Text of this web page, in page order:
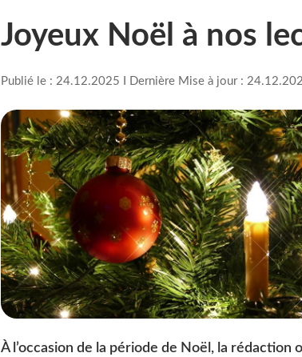
Joyeux Noël à nos
Publié le : 24.12.2025 I Dernière Mise à jour :
À l’occasion de la période de Noël, la rédaction